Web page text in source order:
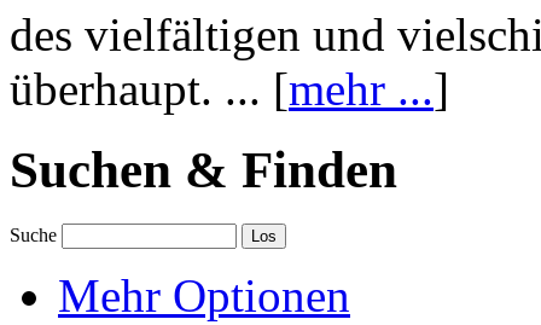
des vielfältigen und
überhaupt. ... [mehr ...]
Suchen & Finden
Suche
Mehr Optionen